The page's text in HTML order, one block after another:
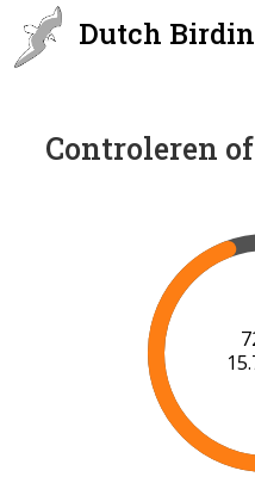
Dutch
Controleren